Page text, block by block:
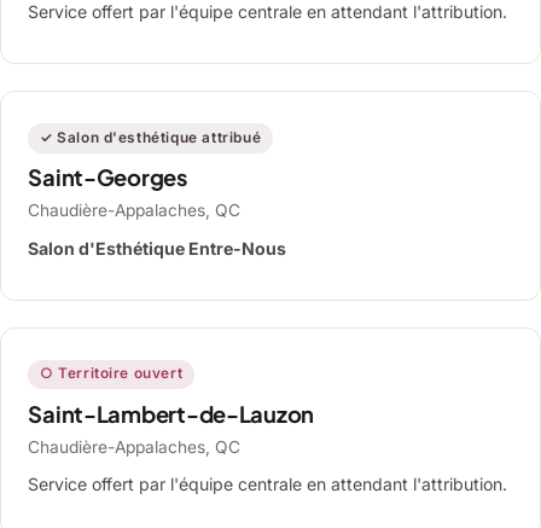
Service offert par l'équipe centrale en attendant l'attribution.
✓ Salon d'esthétique attribué
Saint-Georges
Chaudière-Appalaches, QC
Salon d'Esthétique Entre-Nous
○ Territoire ouvert
Saint-Lambert-de-Lauzon
Chaudière-Appalaches, QC
Service offert par l'équipe centrale en attendant l'attribution.